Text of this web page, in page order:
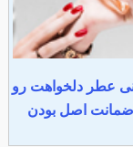
عطر دلخواهت رو
اصل بودن